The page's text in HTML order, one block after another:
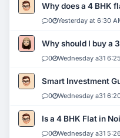
Why does a 4 BHK
0 Yesterday at 6:30
Why should I buy a
0 Wednesday a31
Smart Investment
0 Wednesday a31
Is a 4 BHK Flat in
0 Wednesday a31